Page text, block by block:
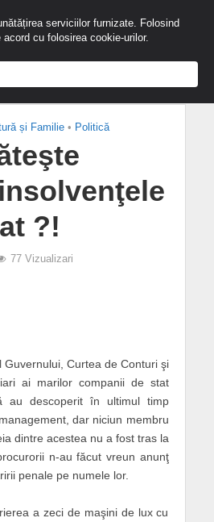
și Familie • Politică
?!
77 Vizualizari
Guvernului, Curtea de Conturi şi
ai marilor companii de stat
au descoperit în ultimul timp
dar niciun membru
dintre acestea nu a fost tras la
n-au făcut vreun anunţ
penale pe numele lor.
a zeci de maşini de lux cu
serviciilor furnizate. Folosind
cu folosirea cookie-urilor.